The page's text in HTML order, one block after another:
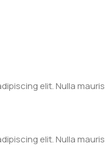
elit. Nulla
elit. Nulla